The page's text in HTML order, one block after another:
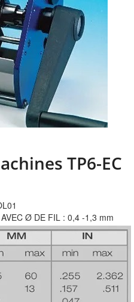
TP6-EC
Ø DE FIL : 0,4 -1,3 mm